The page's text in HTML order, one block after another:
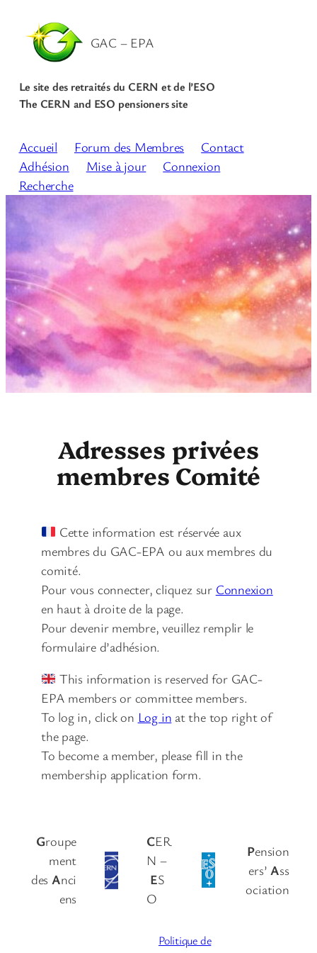
GAC – EPA
Le site des retraités du CERN et de l’ESO
The CERN and ESO pensioners site
Accueil Forum des Membres
Contact
Adhésion
Mise à jour
Connexion
Recherche
Adresses privées
membres Comité
Cette information est réservée aux
membres du GAC-EPA ou aux membres du
comité.
Pour vous connecter, cliquez sur Connexion
en haut à droite de la page.
Pour devenir membre, veuillez remplir le
formulaire d’adhésion.
This information is reserved for GAC-
EPA members or committee members.
To log in, click on Log in at the top right of
the page.
To become a member, please fill in the
membership application form.
Groupe
ment
des Anci
ens
CER
N –
ES
O
Pension
ers’Ass
ociation
Politique de